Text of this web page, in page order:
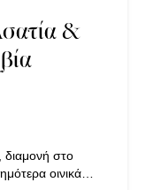
&
διαμονή στο
οινικά